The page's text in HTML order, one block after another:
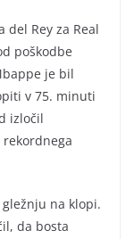
Rey za Real
poškodbe
je bil
v 75. minuti
izločil
na klopi.
da bosta